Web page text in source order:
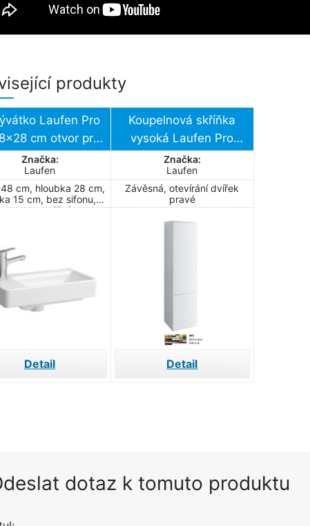
produkty
Laufen Pro
cm otvor pro
baterii vlevo
Značka:
Laufen
cm, hloubka 28 cm,
15 cm, bez sifonu,
a montážní sady
Detail
Koupelnová skříňka
vysoká Laufen Pro
35x33,5x165 cm
multicolor
H4831220959991
Značka:
Laufen
Závěsná, otevírání dvířek
pravé
Detail
dotaz k tomuto produktu